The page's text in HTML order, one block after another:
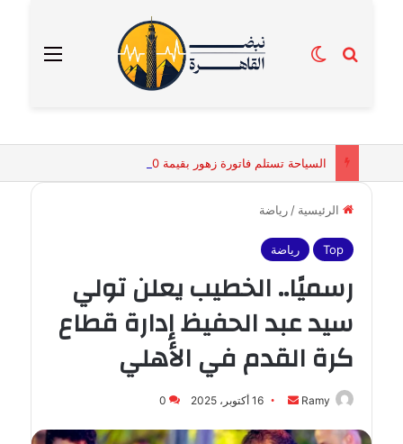
القائمة بحث عنالوضع المظلم
الرئيسية / رياضة
Top رياضة
رسميًا.. الخطيب يعلن تولي
سيد عبد الحفيظ إدارة قطاع
كرة القدم في الأهلي
Ramy
أرسل 16 أكتوبر، 2025 0